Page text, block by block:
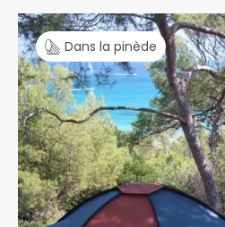
Dans la pinède